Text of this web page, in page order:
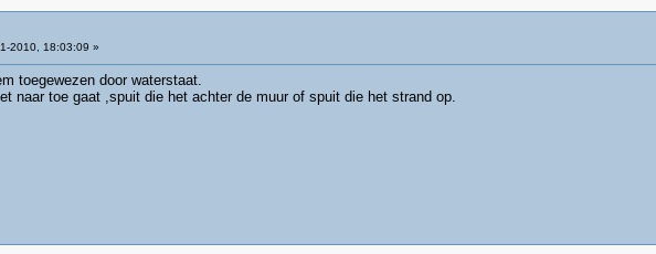
2010, 18:03:09 »
toegewezen door waterstaat.
naar toe gaat ,spuit die het achter de muur of spuit die het strand op.